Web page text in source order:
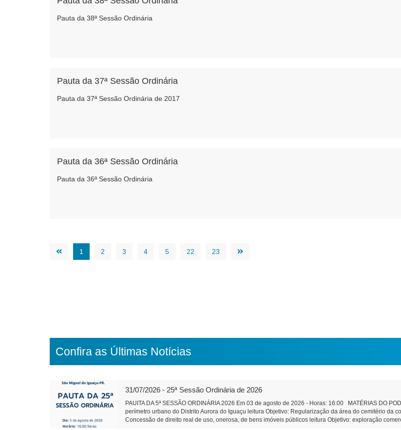
Pauta da 38ª Sessão Ordinária
Pauta da 37ª Sessão Ordinária
Pauta da 37ª Sessão Ordinária de 2017
Pauta da 36ª Sessão Ordinária
Pauta da 36ª Sessão Ordinária
1 2 3 4 5 22 23
Confira as Últimas Notícias
31/07/2026 - 25ª Sessão Ordinária de 2026
PAUITA DA 5ª SESSÃO ORDINÁRIA 2026 Em 03 de agosto de 2026 - Horas: 16:00 MATÉRIAS DO
perímetro urbano do Distrito Aurora do Iguaçu leitura Objetivo: Regularização da área do cemitério
Concessão de direito real de uso, onerosa, de bens imóveis públicos leitura Objetivo: exploração